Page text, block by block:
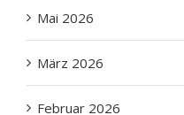
März 2026
Februar 2026